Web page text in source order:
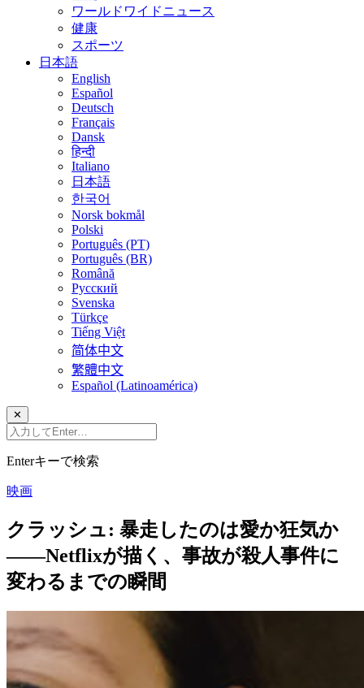
ワールドワイドニュース
健康
スポーツ
日本語
English
Español
Deutsch
Français
Dansk
हिन्दी
Italiano
日本語
한국어
Norsk bokmål
Polski
Português (PT)
Português (BR)
Română
Русский
Svenska
Türkçe
Tiếng Việt
简体中文
繁體中文
Español (Latinoamérica)
✕
Enterキーで検索
映画
クラッシュ: 暴走したのは愛か狂気か
——Netflixが描く、事故が殺人事件に
変わるまでの瞬間